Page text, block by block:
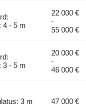
4 - 5 m
22 000 €
-
55 000 €
3 - 5 m
20 000 €
-
46 000 €
3 m 47 000 €